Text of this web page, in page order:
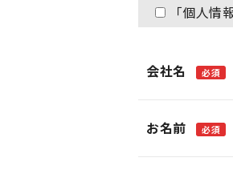
「個人
会社名 必須
お名前 必須